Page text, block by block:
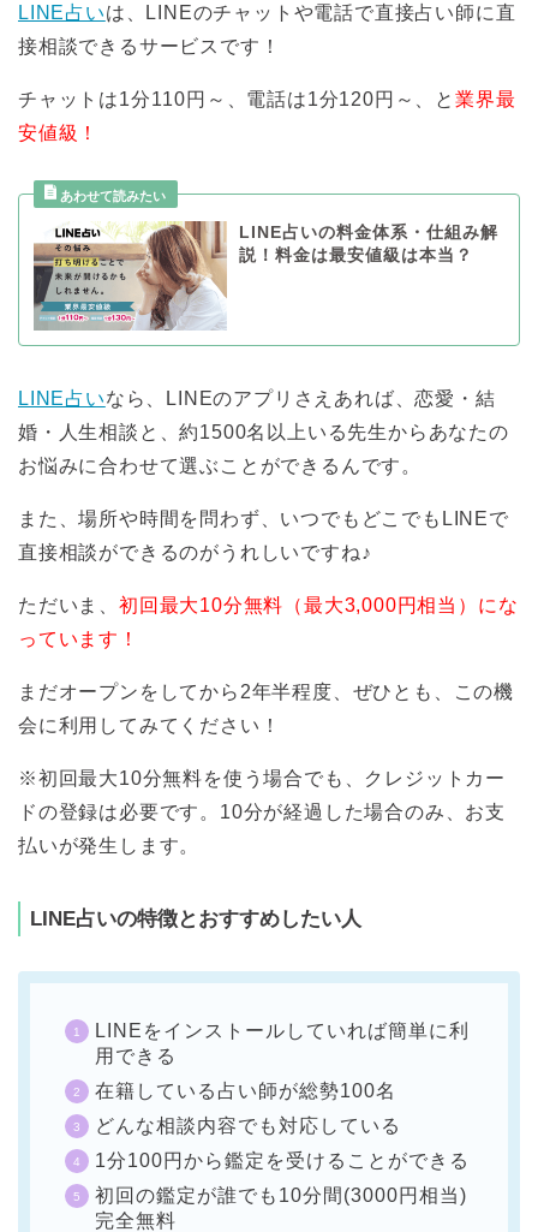
LINE占いは、LINEのチャットや電話で直接占い師に直
接相談できるサービスです！
チャットは1分110円～、電話は1分120円～、と 業界最
安値級！
LINE占いの料金体系・仕組み解
説！料金は最安値級は本当？
LINE占いなら、LINEのアプリさえあれば、恋愛・結
婚・人生相談と、約1500名以上いる先生からあなたの
お悩みに合わせて選ぶことができるんです。
また、場所や時間を問わず、いつでもどこでもLINEで
直接相談ができるのがうれしいですね♪
ただいま、 初回最大10分無料（最大3,000円相当）にな
っています！
まだオープンをしてから2年半程度、ぜひとも、この機
会に利用してみてください！
※初回最大10分無料を使う場合でも、クレジットカー
ドの登録は必要です。10分が経過した場合のみ、お支
払いが発生します。
LINE占いの特徴とおすすめしたい人
LINEをインストールしていれば簡単に利
用できる
在籍している占い師が総勢100名
どんな相談内容でも対応している
1分100円から鑑定を受けることができる
初回の鑑定が誰でも10分間(3000円相当)
完全無料